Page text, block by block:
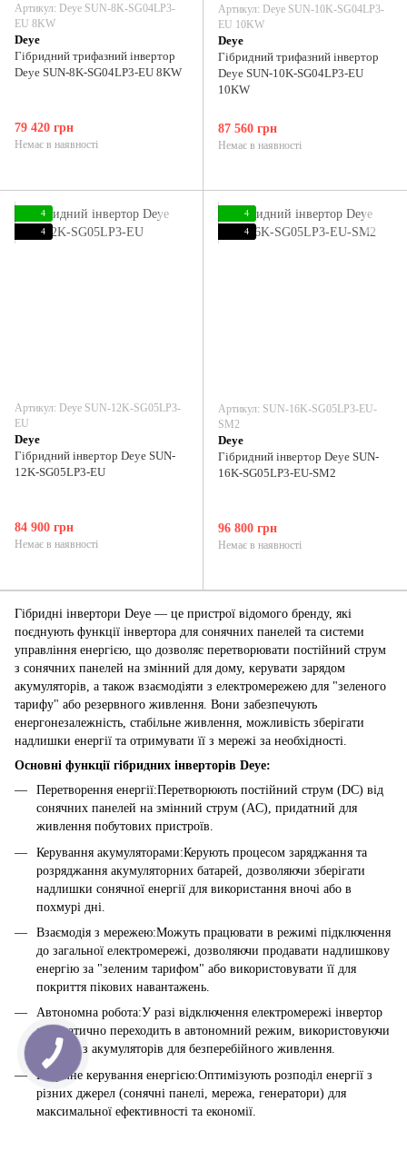
Гібридні інвертори Deye — це пристрої відомого бренду, які
поєднують функції інвертора для сонячних панелей та системи
управління енергією, що дозволяє перетворювати постійний струм
з сонячних панелей на змінний для дому, керувати зарядом
акумуляторів, а також взаємодіяти з електромережею для "зеленого
тарифу" або резервного живлення. Вони забезпечують
енергонезалежність, стабільне живлення, можливість зберігати
надлишки енергії та отримувати її з мережі за необхідності.
Основні функції гібридних інверторів Deye:
Перетворення енергії:Перетворюють постійний струм (DC) від
сонячних панелей на змінний струм (AC), придатний для
живлення побутових пристроїв.
Керування акумуляторами:Керують процесом заряджання та
розряджання акумуляторних батарей, дозволяючи зберігати
надлишки сонячної енергії для використання вночі або в
похмурі дні.
Взаємодія з мережею:Можуть працювати в режимі підключення
до загальної електромережі, дозволяючи продавати надлишкову
енергію за "зеленим тарифом" або використовувати її для
покриття пікових навантажень.
Автономна робота:У разі відключення електромережі інвертор
автоматично переходить в автономний режим, використовуючи
енергію з акумуляторів для безперебійного живлення.
Розумне керування енергією:Оптимізують розподіл енергії з
різних джерел (сонячні панелі, мережа, генератори) для
максимальної ефективності та економії.
Артикул: Deye SUN-8K-SG04LP3-
EU 8KW
Deye
Гібридний трифазний інвертор
Deye SUN-8K-SG04LP3-EU 8KW
79 420 грн
Немає в наявності
Артикул: Deye SUN-10K-SG04LP3-
EU 10KW
Deye
Гібридний трифазний інвертор
Deye SUN-10K-SG04LP3-EU
10KW
87 560 грн
Немає в наявності
4
4
Артикул: Deye SUN-12K-SG05LP3-
EU
Deye
Гібридний інвертор Deye SUN-
12K-SG05LP3-EU
84 900 грн
Немає в наявності
4
4
Артикул: SUN-16K-SG05LP3-EU-
SM2
Deye
Гібридний інвертор Deye SUN-
16K-SG05LP3-EU-SM2
96 800 грн
Немає в наявності